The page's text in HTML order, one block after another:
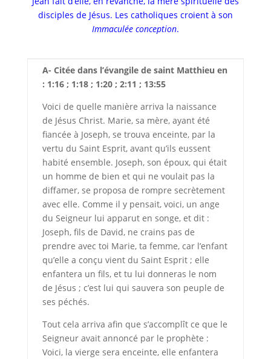
disciples de Jésus. Les catholiques croient à son
Immaculée conception.
A- Citée dans l’évangile de saint Matthieu en
: 1:16 ; 1:18 ; 1:20 ; 2:11 ; 13:55
Voici de quelle manière arriva la naissance
de Jésus Christ. Marie, sa mère, ayant été
fiancée à Joseph, se trouva enceinte, par la
vertu du Saint Esprit, avant qu’ils eussent
habité ensemble. Joseph, son époux, qui était
un homme de bien et qui ne voulait pas la
diffamer, se proposa de rompre secrètement
avec elle. Comme il y pensait, voici, un ange
du Seigneur lui apparut en songe, et dit :
Joseph, fils de David, ne crains pas de
prendre avec toi Marie, ta femme, car l’enfant
qu’elle a conçu vient du Saint Esprit ; elle
enfantera un fils, et tu lui donneras le nom
de Jésus ; c’est lui qui sauvera son peuple de
ses péchés.
Tout cela arriva afin que s’accomplît ce que le
Seigneur avait annoncé par le prophète :
Voici, la vierge sera enceinte, elle enfantera